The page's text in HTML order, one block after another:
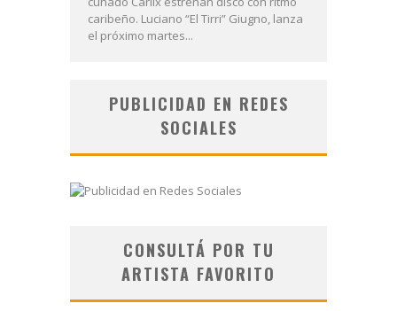
caribeño. Luciano “El Tirri” Giugno, lanza
el próximo martes...
PUBLICIDAD EN REDES
SOCIALES
CONSULTÁ POR TU
ARTISTA FAVORITO